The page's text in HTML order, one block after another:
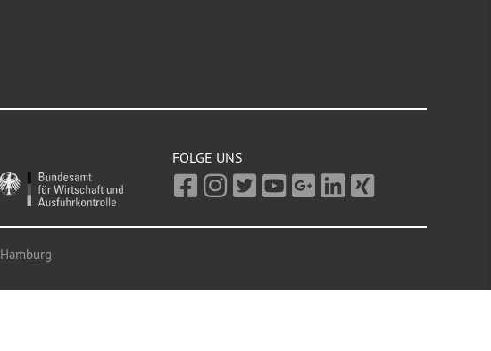
FOLGE UNS